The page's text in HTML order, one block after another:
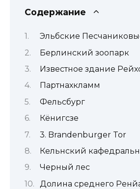
Содержание
Эльбские
Берлинский зоопарк
Известное здание
Партнахкламм
Фельсбург
Кёнигсзе
3. Brandenburger Tor
Кельнский
Черный лес
Долина среднего